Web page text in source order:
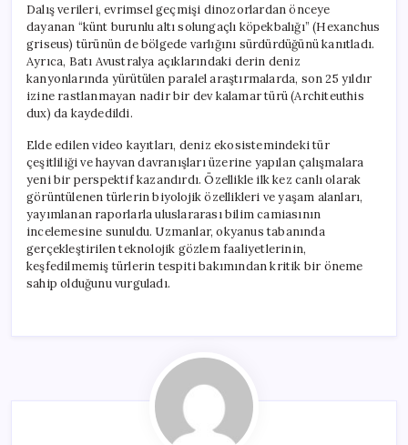
Dalış verileri, evrimsel geçmişi dinozorlardan önceye
dayanan “künt burunlu altı solungaçlı köpekbalığı” (Hexanchus
griseus) türünün de bölgede varlığını sürdürdüğünü kanıtladı.
Ayrıca, Batı Avustralya açıklarındaki derin deniz
kanyonlarında yürütülen paralel araştırmalarda, son 25 yıldır
izine rastlanmayan nadir bir dev kalamar türü (Architeuthis
dux) da kaydedildi.
Elde edilen video kayıtları, deniz ekosistemindeki tür
çeşitliliği ve hayvan davranışları üzerine yapılan çalışmalara
yeni bir perspektif kazandırdı. Özellikle ilk kez canlı olarak
görüntülenen türlerin biyolojik özellikleri ve yaşam alanları,
yayımlanan raporlarla uluslararası bilim camiasının
incelemesine sunuldu. Uzmanlar, okyanus tabanında
gerçekleştirilen teknolojik gözlem faaliyetlerinin,
keşfedilmemiş türlerin tespiti bakımından kritik bir öneme
sahip olduğunu vurguladı.